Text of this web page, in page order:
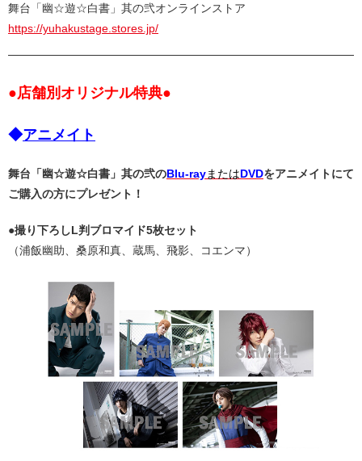
舞台「幽☆遊☆白書」其の弐オンラインストア
https://yuhakustage.stores.jp/
●店舗別オリジナル特典●
◆アニメイト
舞台「幽☆遊☆白書」其の弐のBlu-rayまたはDVDをアニメイトにて
ご購入の方にプレゼント！
●撮り下ろしL判ブロマイド5枚セット
（浦飯幽助、桑原和真、蔵馬、飛影、コエンマ）